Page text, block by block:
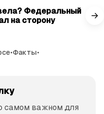
Федеральный
на сторону
•Факты•
самом важном для